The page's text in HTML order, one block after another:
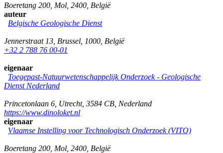
Boeretang 200 Mol 2400 België
auteur
Belgische Geologische Dienst
Jennerstraat 13 Brussel 1000 België
+32 2 788 76 00-01
eigenaar
Toegepast-Natuurwetenschappelijk Onderzoek - Geologische
Dienst Nederland
Princetonlaan 6 Utrecht, 3584 CB Nederland
https://www.dinoloket.nl
eigenaar
Vlaamse Instelling voor Technologisch Onderzoek (VITO)
Boeretang 200 Mol 2400 België